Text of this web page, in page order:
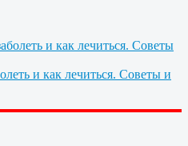
и как лечиться. Советы и